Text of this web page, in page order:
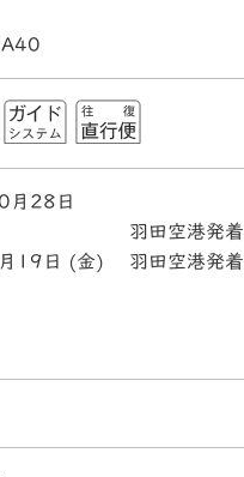
月28日
羽田空港発着
19日 (金)
羽田空港発着